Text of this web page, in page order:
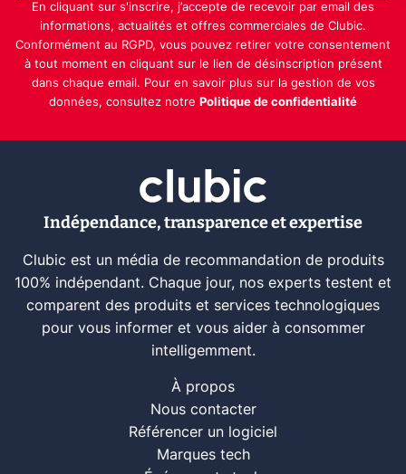
En cliquant sur s'inscrire, j’accepte de recevoir par email des
informations, actualités et offres commerciales de Clubic.
Conformément au RGPD, vous pouvez retirer votre consentement
à tout moment en cliquant sur le lien de désinscription présent
dans chaque email. Pour en savoir plus sur la gestion de vos
données, consultez notre Politique de confidentialité
Indépendance, transparence et expertise
Clubic est un média de recommandation de produits
100% indépendant. Chaque jour, nos experts testent et
comparent des produits et services technologiques
pour vous informer et vous aider à consommer
intelligemment.
À propos
Nous contacter
Référencer un logiciel
Marques tech